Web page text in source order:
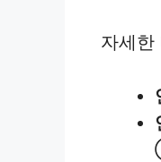
자세한